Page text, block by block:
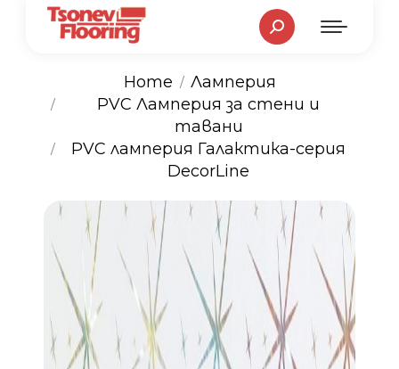
Search:
You are here:
Home
Ламперия
PVC Ламперия за стени и
тавани
PVC ламперия Галактика-серия
DecorLine